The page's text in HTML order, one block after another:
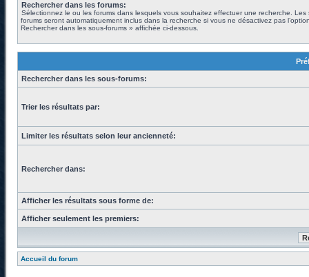
Rechercher dans les forums:
Sélectionnez le ou les forums dans lesquels vous souhaitez effectuer une recherche. Les
forums seront automatiquement inclus dans la recherche si vous ne désactivez pas
Rechercher dans les sous-forums » affichée ci-dessous.
Rechercher dans les sous-forums:
Trier les résultats par:
Limiter les résultats selon leur ancienneté:
Rechercher dans:
Afficher les résultats sous forme de:
Afficher seulement les premiers:
Accueil du forum